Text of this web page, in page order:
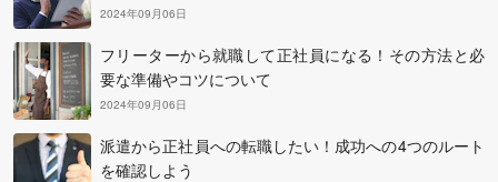
2024年09月06日
フリーターから就職して正社員になる！その方法と必
要な準備やコツについて
2024年09月06日
派遣から正社員への転職したい！成功への4つのルート
を確認しよう